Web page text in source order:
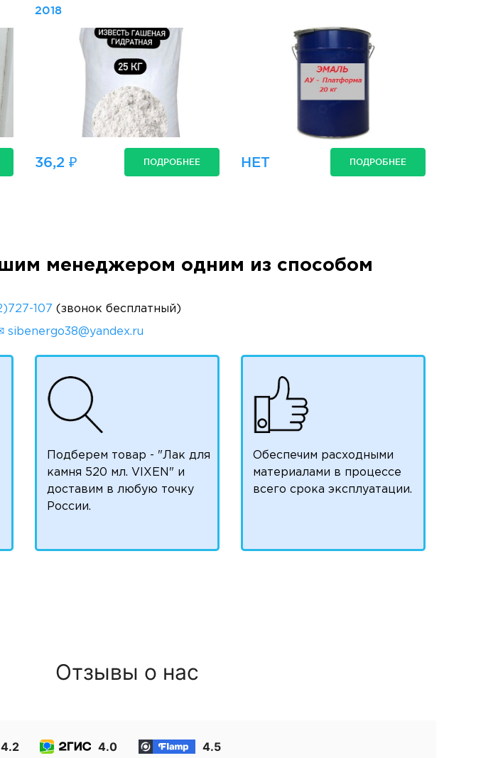
2018
36,2 ₽ ПОДРОБНЕЕ НЕТ ПОДРОБНЕЕ
менеджером одним из способом
107 (звонок бесплатный)
sibenergo38@yandex.ru
Подберем товар - "Лак для
камня 520 мл. VIXEN" и
доставим в любую точку
России.
Обеспечим расходными
материалами в процессе
всего срока эксплуатации.
Отзывы о нас
4.2 4.0 4.5